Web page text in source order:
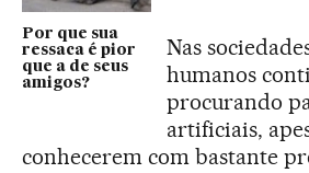
Por que sua
ressaca é pior
que a de seus
amigos?
Nas
humanos
procurando
artificiais,
conhecerem com bastante